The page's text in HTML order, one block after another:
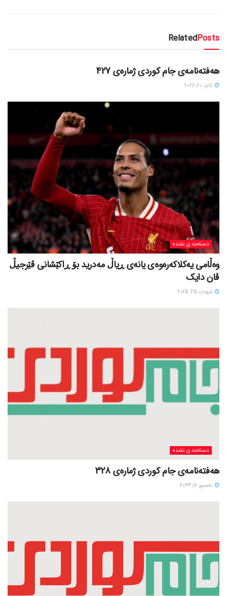
RelatedPosts
دسته‌بندی نشده
هەفتەنامەی جام کوردی ژمارەی 427
ئایار 20, 2026
دسته‌بندی نشده
وەڵامی یەکلاکەرەوەی یانەی ڕیاڵ مەدرید بۆ ڕاکێشانی ڤێرجیڵ
ڤان دایک
شوبات 25, 2025
دسته‌بندی نشده
هەفتەنامەی جام کوردی ژمارەی 328
ته‌مموز 18, 2023